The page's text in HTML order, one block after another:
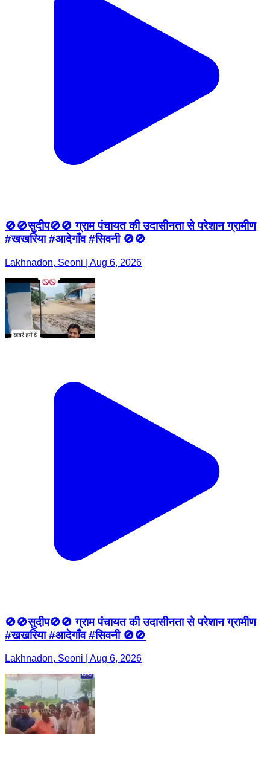
🚫🚫सुदीप🚫🚫 ग्राम पंचायत की उदासीनता से परेशान ग्रामीण
#खखरिया #आदेगाँव #सिवनी 🚫🚫
Lakhnadon, Seoni | Aug 6, 2026
🚫🚫सुदीप🚫🚫 ग्राम पंचायत की उदासीनता से परेशान ग्रामीण
#खखरिया #आदेगाँव #सिवनी 🚫🚫
Lakhnadon, Seoni | Aug 6, 2026